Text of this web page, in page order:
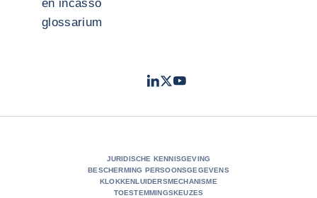
en incasso
glossarium
LinkedIn
TwitterYoutube
JURIDISCHE KENNISGEVING
BESCHERMING PERSOONSGEGEVENS
KLOKKENLUIDERSMECHANISME
TOESTEMMINGSKEUZES